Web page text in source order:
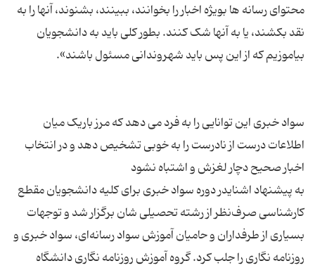
محتوای رسانه ها بویژه اخبار را بخوانند، ببینند، بشنوند، آنها را به
نقد بکشند، یا به آنها شک کنند. بطور کلی باید به دانشجویان
سواد خبری این توانایی را به فرد می دهد که مرز باریک میان
اطلاعات درست از نادرست را به خوبی تشخیص دهد و در انتخاب
به پیشنهاد اشنایدر دوره سواد خبری برای کلیه دانشجویان مقطع
کارشناسی صرف‌نظر از رشته تحصیلی شان برگزار شد و توجهات
بسیاری از طرفداران و حامیان آموزش سواد رسانه‌ای، سواد خبری و
روزنامه نگاری را جلب کرد. گروه آموزش روزنامه نگاری دانشگاه